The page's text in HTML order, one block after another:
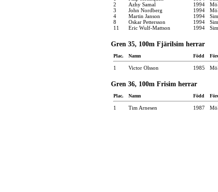
2
Azhy Samal 1994
3
John Nordberg 1994
4
Martin Janson 1994
8
Oskar Pettersson 1994
11
Eric Wulf-Mattson 1994
Gren 35, 100m Fjärilsim herrar
Plac. Namn Född
1 Victor Olsson 1985
Gren 36, 100m Frisim herrar
Plac. Namn Född
1 Tim Arnesen 1987